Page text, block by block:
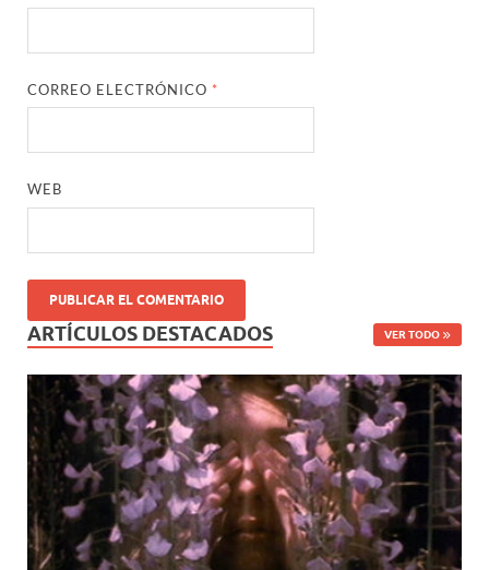
CORREO ELECTRÓNICO *
WEB
ARTÍCULOS DESTACADOS VER TODO